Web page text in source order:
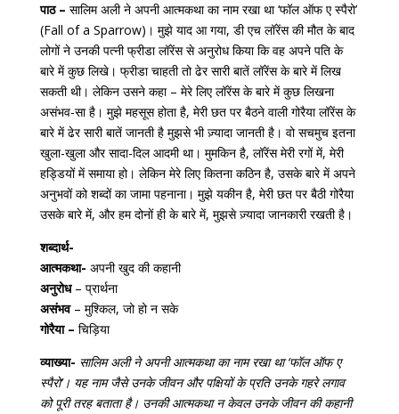
पाठ – सालिम अली ने अपनी आत्मकथा का नाम रखा था ‘फॉल ऑफ ए स्पैरो’
(Fall of a Sparrow)। मुझे याद आ गया, डी एच लॉरेंस की मौत के बाद
लोगों ने उनकी पत्नी फ्रीडा लॉरेंस से अनुरोध किया कि वह अपने पति के
बारे में कुछ लिखे। फ्रीडा चाहती तो ढेर सारी बातें लॉरेंस के बारे में लिख
सकती थी। लेकिन उसने कहा – मेरे लिए लॉरेंस के बारे में कुछ लिखना
असंभव-सा है। मुझे महसूस होता है, मेरी छत पर बैठने वाली गोरैया लॉरेंस के
बारे में ढेर सारी बातें जानती है मुझसे भी ज़्यादा जानती है। वो सचमुच इतना
खुला-खुला और सादा-दिल आदमी था। मुमकिन है, लॉरेंस मेरी रगों में, मेरी
हड्डियों में समाया हो। लेकिन मेरे लिए कितना कठिन है, उसके बारे में अपने
अनुभवों को शब्दों का जामा पहनाना। मुझे यकीन है, मेरी छत पर बैठी गोरैया
उसके बारे में, और हम दोनों ही के बारे में, मुझसे ज़्यादा जानकारी रखती है।
शब्दार्थ-
आत्मकथा- अपनी खुद की कहानी
अनुरोध– प्रार्थना
असंभव– मुश्किल, जो हो न सके
गोरैया – चिड़िया
व्याख्या- सालिम अली ने अपनी आत्मकथा का नाम रखा था ‘फॉल ऑफ ए
स्पैरो’। यह नाम जैसे उनके जीवन और पक्षियों के प्रति उनके गहरे लगाव
को पूरी तरह बताता है। उनकी आत्मकथा न केवल उनके जीवन की कहानी